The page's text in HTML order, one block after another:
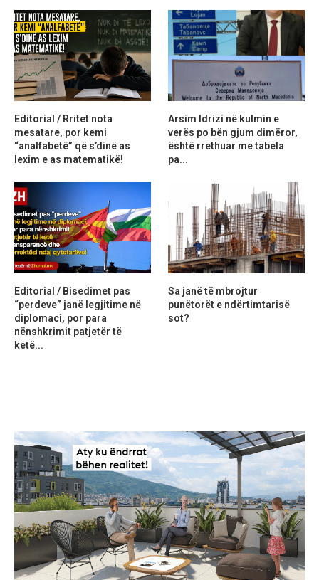
Editorial / Rritet nota
mesatare, por kemi
“analfabetë” që s’dinë as
lexim e as matematikë!
Arsim Idrizi në kulmin e
verës po bën gjum dimëror,
është rrethuar me tabela
pa...
Editorial / Bisedimet pas
“perdeve” janë legjitime në
diplomaci, por para
nënshkrimit patjetër të
ketë...
Sa janë të mbrojtur
punëtorët e ndërtimtarisë
sot?